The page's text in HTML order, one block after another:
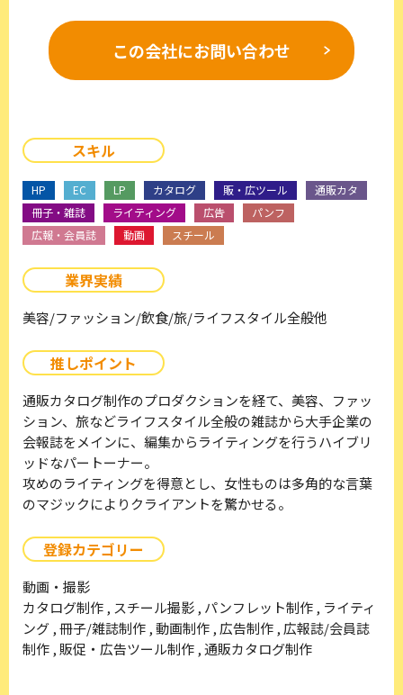
この会社にお問い合わせ
スキル
HP EC LP カタログ 販・広ツール
通販カタ
冊子・雑誌
ライティング 広告
パンフ
広報・会員誌
動画 スチール
業界実績
美容/ファッション/飲食/旅/ライフスタイル全般他
推しポイント
通販カタログ制作のプロダクションを経て、美容、ファッ
ション、旅などライフスタイル全般の雑誌から大手企業の
会報誌をメインに、編集からライティングを行うハイブリ
ッドなパートーナー。
攻めのライティングを得意とし、女性ものは多角的な言葉
のマジックによりクライアントを驚かせる。
登録カテゴリー
動画・撮影
カタログ制作 , スチール撮影 , パンフレット制作 , ライティ
ング , 冊子/雑誌制作 , 動画制作 , 広告制作 , 広報誌/会員誌
制作 , 販促・広告ツール制作 , 通販カタログ制作